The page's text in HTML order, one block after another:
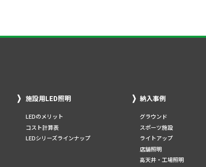
施設用LED照明
LEDのメリット
コスト計算表
LEDシリーズラインナップ
納入事例
グラウンド
スポーツ施設
ライトアップ
店舗照明
高天井・工場照明